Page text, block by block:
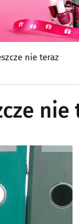
nie teraz
nie